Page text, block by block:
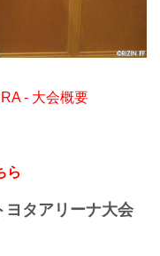
- 大会概要
ら
ヨタアリーナ大会